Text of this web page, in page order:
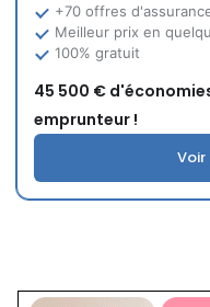
+70 offres
Meilleur prix en
100% gratuit
45 500 €
emprunteur !
Voir